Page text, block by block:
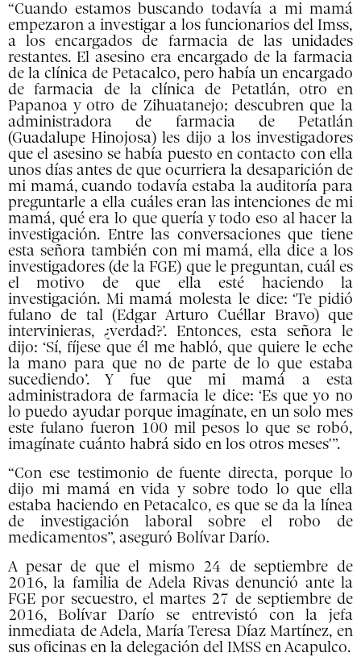
“Cuando estamos buscando todavía a mi mamá
empezaron a investigar a los funcionarios del Imss,
a los encargados de farmacia de las unidades
restantes. El asesino era encargado de la farmacia
de la clínica de Petacalco, pero había un encargado
de farmacia de la clínica de Petatlán, otro en
Papanoa y otro de Zihuatanejo; descubren que la
administradora de farmacia de Petatlán
(Guadalupe Hinojosa) les dijo a los investigadores
que el asesino se había puesto en contacto con ella
unos días antes de que ocurriera la desaparición de
mi mamá, cuando todavía estaba la auditoría para
preguntarle a ella cuáles eran las intenciones de mi
mamá, qué era lo que quería y todo eso al hacer la
investigación. Entre las conversaciones que tiene
esta señora también con mi mamá, ella dice a los
investigadores (de la FGE) que le preguntan, cuál es
el motivo de que ella esté haciendo la
investigación. Mi mamá molesta le dice: ‘Te pidió
fulano de tal (Edgar Arturo Cuéllar Bravo) que
intervinieras, ¿verdad?’. Entonces, esta señora le
dijo: ‘Sí, fíjese que él me habló, que quiere le eche
la mano para que no de parte de lo que estaba
sucediendo’. Y fue que mi mamá a esta
administradora de farmacia le dice: ‘Es que yo no
lo puedo ayudar porque imagínate, en un solo mes
este fulano fueron 100 mil pesos lo que se robó,
imagínate cuánto habrá sido en los otros meses'”.
“Con ese testimonio de fuente directa, porque lo
dijo mi mamá en vida y sobre todo lo que ella
estaba haciendo en Petacalco, es que se da la línea
de investigación laboral sobre el robo de
medicamentos”, aseguró Bolívar Darío.
A pesar de que el mismo 24 de septiembre de
2016, la familia de Adela Rivas denunció ante la
FGE por secuestro, el martes 27 de septiembre de
2016, Bolívar Darío se entrevistó con la jefa
inmediata de Adela, María Teresa Díaz Martínez, en
sus oficinas en la delegación del IMSS en Acapulco.